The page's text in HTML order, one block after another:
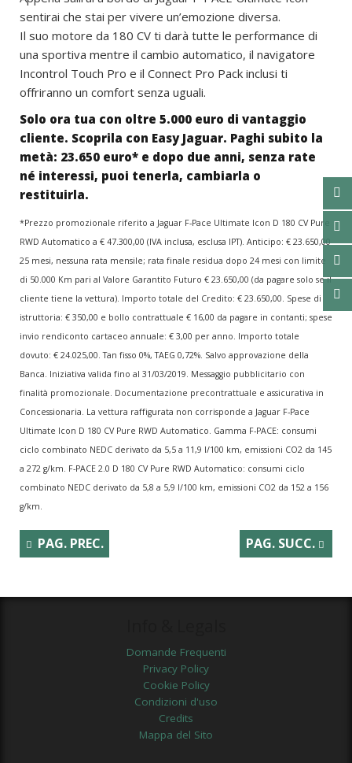
sentirai che stai per vivere un’emozione diversa.
Il suo motore da 180 CV ti darà tutte le performance di
una sportiva mentre il cambio automatico, il navigatore
Incontrol Touch Pro e il Connect Pro Pack inclusi ti
offriranno un comfort senza uguali.
Solo ora tua con oltre 5.000 euro di vantaggio
cliente. Scoprila con Easy Jaguar. Paghi subito la
metà: 23.650 euro* e dopo due anni, senza rate
né interessi, puoi tenerla, cambiarla o
restituirla.
*Prezzo promozionale riferito a Jaguar F-Pace Ultimate Icon D 180 CV Pure
RWD Automatico a € 47.300,00 (IVA inclusa, esclusa IPT). Anticipo: € 23.650,00
25 mesi, nessuna rata mensile; rata finale residua dopo 24 mesi con limite
di 50.000 Km pari al Valore Garantito Futuro € 23.650,00 (da pagare solo se il
cliente tiene la vettura). Importo totale del Credito: € 23.650,00. Spese di
istruttoria: € 350,00 e bollo contrattuale € 16,00 da pagare in contanti; spese
invio rendiconto cartaceo annuale: € 3,00 per anno. Importo totale
dovuto: € 24.025,00. Tan fisso 0%, TAEG 0,72%. Salvo approvazione della
Banca. Iniziativa valida fino al 31/03/2019. Messaggio pubblicitario con
finalità promozionale. Documentazione precontrattuale e assicurativa in
Concessionaria. La vettura raffigurata non corrisponde a Jaguar F-Pace
Ultimate Icon D 180 CV Pure RWD Automatico. Gamma F-PACE: consumi
ciclo combinato NEDC derivato da 5,5 a 11,9 l/100 km, emissioni CO2 da 145
a 272 g/km. F-PACE 2.0 D 180 CV Pure RWD Automatico: consumi ciclo
combinato NEDC derivato da 5,8 a 5,9 l/100 km, emissioni CO2 da 152 a 156
g/km.
PAG. PREC. PAG. SUCC.
Domande Frequenti
Privacy Policy
Cookie Policy
Condizioni d'uso
Credits
Mappa del Sito